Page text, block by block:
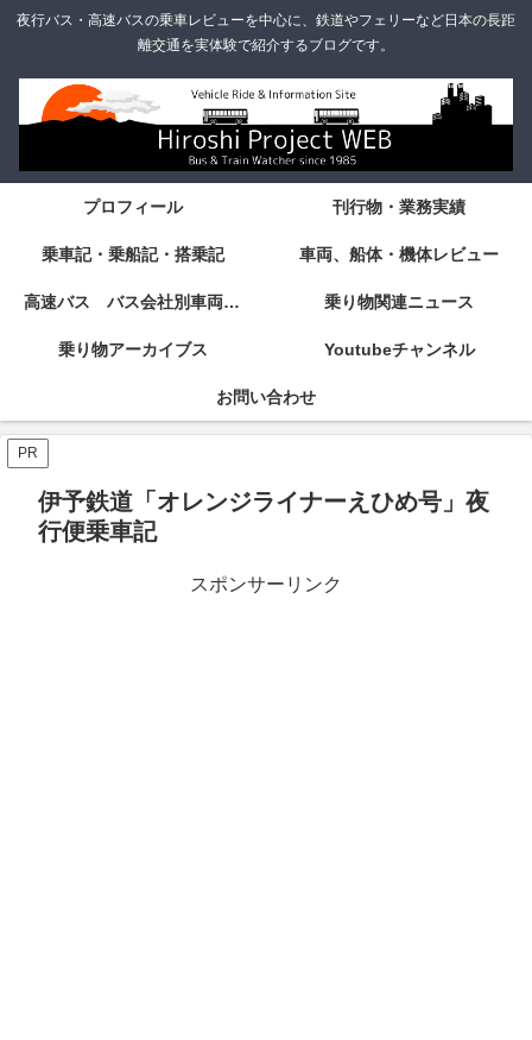
夜行バス・高速バスの乗車レビューを中心に、鉄道やフェリーなど日本の長距
離交通を実体験で紹介するブログです。
プロフィール 刊行物・業務実績
乗車記・乗船記・搭乗記 車両、船体・機体レビュー
高速バス バス会社別車両・設備・シート紹介 乗り物関連ニュース
乗り物アーカイブス Youtubeチャンネル
お問い合わせ
PR
伊予鉄道「オレンジライナーえひめ号」夜
行便乗車記
スポンサーリンク